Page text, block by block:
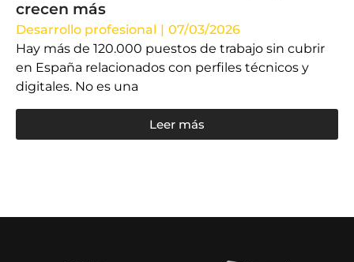
crecen más
Desarrollo profesional | 07/03/2026
Hay más de 120.000 puestos de trabajo sin cubrir
en España relacionados con perfiles técnicos y
digitales. No es una
Leer más